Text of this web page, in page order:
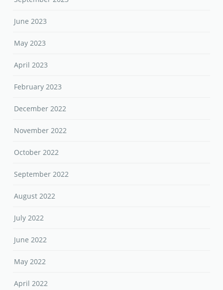
June 2023
May 2023
April 2023
February 2023
December 2022
November 2022
October 2022
September 2022
August 2022
July 2022
June 2022
May 2022
April 2022